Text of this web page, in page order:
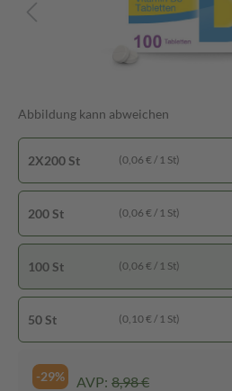
Abbildung kann abweichen
2X200 St (0,06 € / 1 St)
200 St (0,06 € / 1 St)
100 St (0,06 € / 1 St)
50 St (0,10 € / 1 St)
-29% AVP: 8,98 €